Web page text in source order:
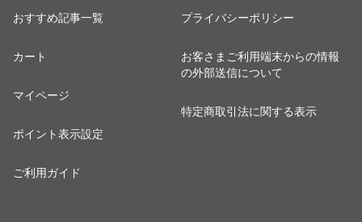
おすすめ記事一覧
カート
マイページ
ポイント表示設定
ご利用ガイド
プライバシーポリシー
お客さまご利用端末からの情報
の外部送信について
特定商取引法に関する表示